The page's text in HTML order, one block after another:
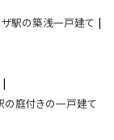
ザ駅の築浅一戸建て
の庭付きの一戸建て